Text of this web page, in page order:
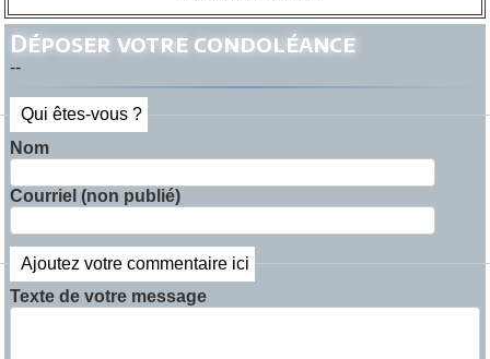
Déposer votre condoléance
--
Qui êtes-vous ?
Nom
Courriel (non publié)
Ajoutez votre commentaire ici
Texte de votre message